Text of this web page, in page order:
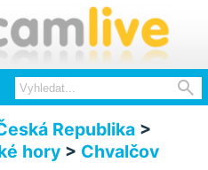

Republika >
hory > Chvalčov